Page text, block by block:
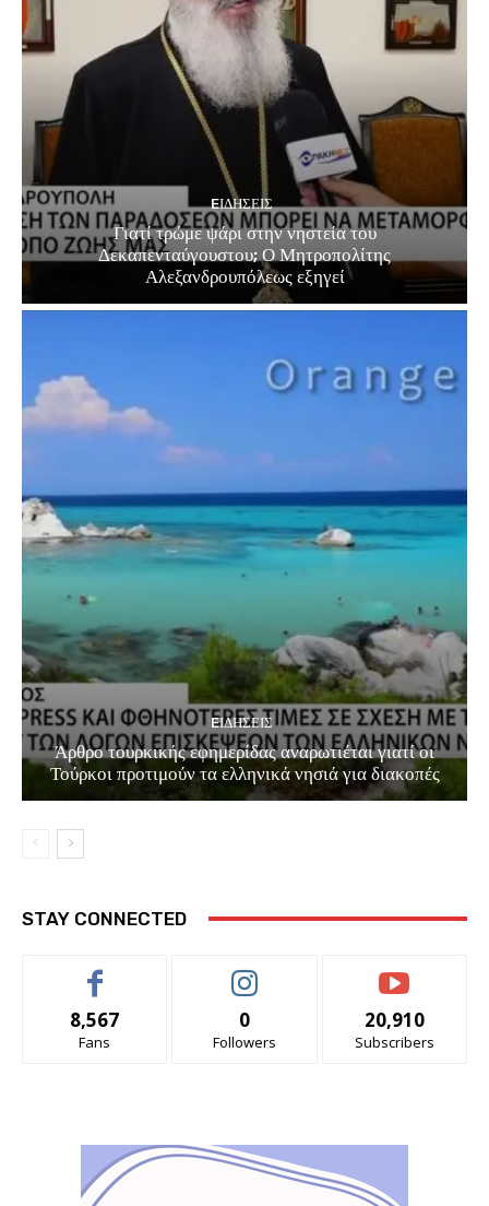
EΙΔΗΣΕΙΣ
Γιατί τρώμε ψάρι στην νηστεία του
Δεκαπενταύγουστου; Ο Μητροπολίτης
Αλεξανδρουπόλεως εξηγεί
EΙΔΗΣΕΙΣ
Άρθρο τουρκικής εφημερίδας αναρωτιέται γιατί οι
Τούρκοι προτιμούν τα ελληνικά νησιά για διακοπές
STAY CONNECTED
8,567
Fans
0
Followers
20,910
Subscribers